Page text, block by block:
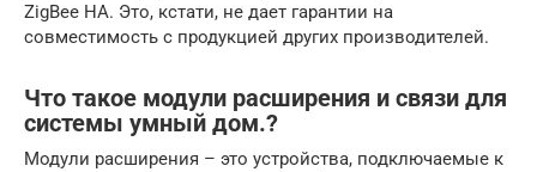
ZigBee HA. Это, кстати, не дает гарантии на
совместимость с продукцией других производителей.
Что такое модули расширения и связи для
системы умный дом.?
Модули расширения – это устройства, подключаемые к